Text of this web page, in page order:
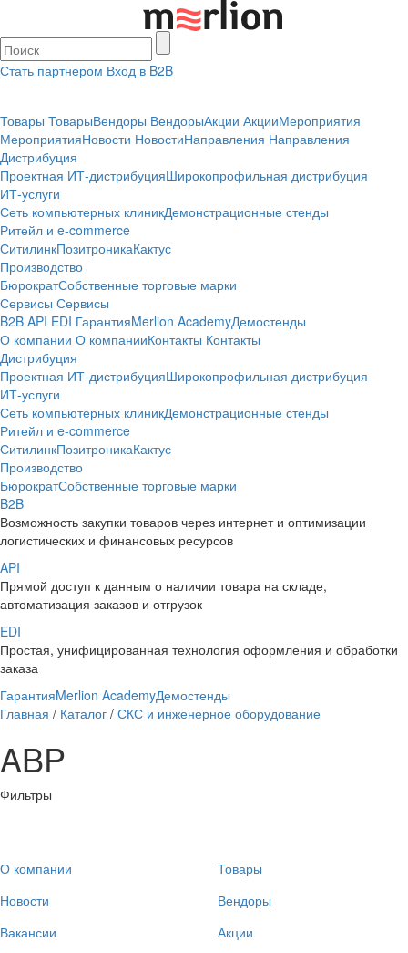
Стать партнером Вход в B2B
Товары ТоварыВендоры ВендорыАкции АкцииМероприятия
МероприятияНовости НовостиНаправления Направления
Дистрибуция
Проектная ИТ-дистрибуцияШирокопрофильная дистрибуция
ИТ-услуги
Сеть компьютерных клиникДемонстрационные стенды
Ритейл и e-commerce
СитилинкПозитроникаКактус
Производство
БюрократСобственные торговые марки
Сервисы Сервисы
B2B API EDI ГарантияMerlion AcademyДемостенды
О компании О компанииКонтакты Контакты
Дистрибуция
Проектная ИТ-дистрибуцияШирокопрофильная дистрибуция
ИТ-услуги
Сеть компьютерных клиникДемонстрационные стенды
Ритейл и e-commerce
СитилинкПозитроникаКактус
Производство
БюрократСобственные торговые марки
B2B
Возможность закупки товаров через интернет и оптимизации
логистических и финансовых ресурсов
API
Прямой доступ к данным о наличии товара на складе,
автоматизация заказов и отгрузок
EDI
Простая, унифицированная технология оформления и обработки
заказа
ГарантияMerlion AcademyДемостенды
Главная / Каталог / СКС и инженерное оборудование
ABP
Фильтры
О компании
Новости
Вакансии
Товары
Вендоры
Акции